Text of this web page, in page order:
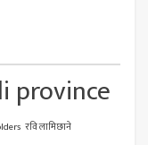
province
रवि लामिछाने